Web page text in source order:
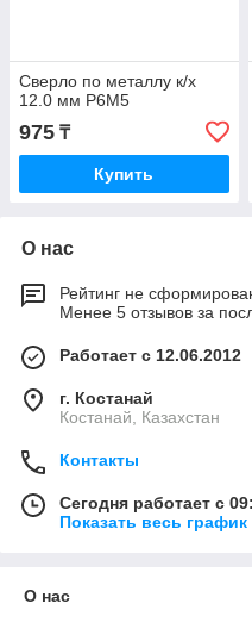
Сверло по металлу к/х
12.0 мм Р6М5
975 ₸
Купить
О нас
Рейтинг не
Менее 5 отзывов за
Работает с 12.06.2012
г. Костанай
Костанай, Казахстан
Контакты
Сегодня работает с
Показать весь
О нас